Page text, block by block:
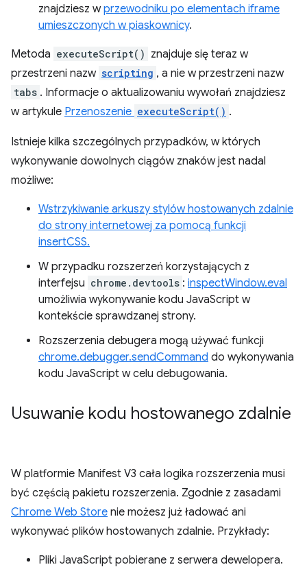
znajdziesz wprzewodniku po elementach iframe
umieszczonych w piaskownicy.
Metoda executeScript() znajduje się teraz w
przestrzeni nazw scripting , a nie w przestrzeni nazw
tabs . Informacje o aktualizowaniu wywołań znajdziesz
w artykule Przenoszenie executeScript() .
Istnieje kilka szczególnych przypadków, w których
wykonywanie dowolnych ciągów znaków jest nadal
możliwe:
Wstrzykiwanie arkuszy stylów hostowanych zdalnie
do strony internetowej za pomocą funkcji
insertCSS.
W przypadku rozszerzeń korzystających z
interfejsu chrome.devtools : inspectWindow.eval
umożliwia wykonywanie kodu JavaScript w
kontekście sprawdzanej strony.
Rozszerzenia debugera mogą używać funkcji
chrome.debugger.sendCommand do wykonywania
kodu JavaScript w celu debugowania.
Usuwanie kodu hostowanego zdalnie
W platformie Manifest V3 cała logika rozszerzenia musi
być częścią pakietu rozszerzenia. Zgodnie z zasadami
Chrome Web Store nie możesz już ładować ani
wykonywać plików hostowanych zdalnie. Przykłady:
Pliki JavaScript pobierane z serwera dewelopera.